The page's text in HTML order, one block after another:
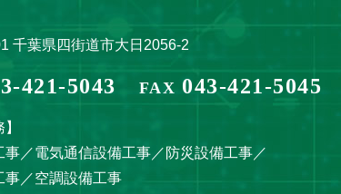
千葉県四街道市大日2056-2
421-5043 FAX 043-421-5045
事／電気通信設備工事／防災設備工事／
事／空調設備工事